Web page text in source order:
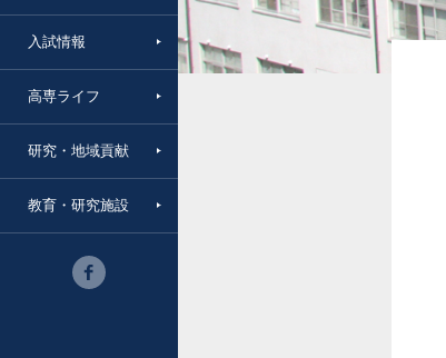
入試情報
高専ライフ
研究・地域貢献
教育・研究施設